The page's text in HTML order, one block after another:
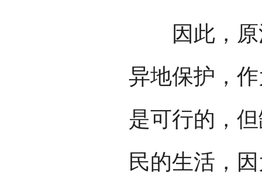
因此，原
异地保护，
是可行的，
民的生活，